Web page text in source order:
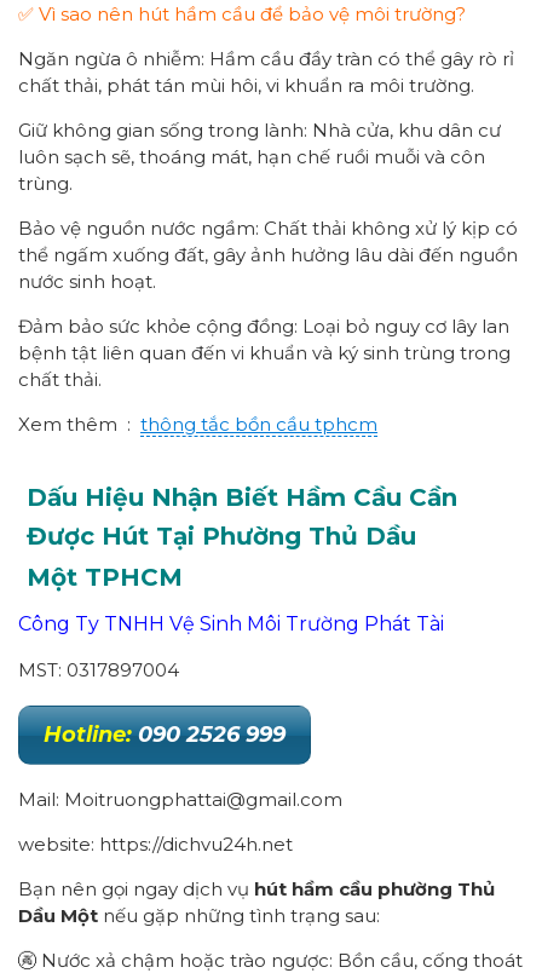
✅ Vì sao nên hút hầm cầu để bảo vệ môi trường?
Ngăn ngừa ô nhiễm: Hầm cầu đầy tràn có thể gây rò rỉ
chất thải, phát tán mùi hôi, vi khuẩn ra môi trường.
Giữ không gian sống trong lành: Nhà cửa, khu dân cư
luôn sạch sẽ, thoáng mát, hạn chế ruồi muỗi và côn
trùng.
Bảo vệ nguồn nước ngầm: Chất thải không xử lý kịp có
thể ngấm xuống đất, gây ảnh hưởng lâu dài đến nguồn
nước sinh hoạt.
Đảm bảo sức khỏe cộng đồng: Loại bỏ nguy cơ lây lan
bệnh tật liên quan đến vi khuẩn và ký sinh trùng trong
chất thải.
Xem thêm : thông tắc bồn cầu tphcm
Dấu Hiệu Nhận Biết Hầm Cầu Cần
Được Hút Tại Phường Thủ Dầu
Một TPHCM
Công Ty TNHH Vệ Sinh Môi Trường Phát Tài
MST: 0317897004
Hotline: 090 2526 999
Mail: Moitruongphattai@gmail.com
website: https://dichvu24h.net
Bạn nên gọi ngay dịch vụ hút hầm cầu phường Thủ
Dầu Một nếu gặp những tình trạng sau:
🚱 Nước xả chậm hoặc trào ngược: Bồn cầu, cống thoát